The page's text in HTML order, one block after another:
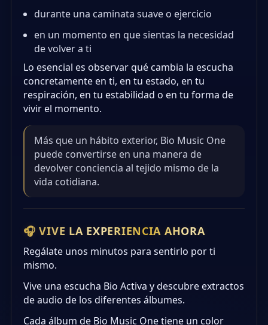
durante una caminata suave o ejercicio
en un momento en que sientas la necesidad
de volver a ti
Lo esencial es observar qué cambia la escucha
concretamente en ti, en tu estado, en tu
respiración, en tu estabilidad o en tu forma de
vivir el momento.
Más que un hábito exterior, Bio Music One
puede convertirse en una manera de
devolver conciencia al tejido mismo de la
vida cotidiana.
🎧 VIVE LA EXPERIENCIA AHORA
Regálate unos minutos para sentirlo por ti
mismo.
Vive una escucha Bio Activa y descubre extractos
de audio de los diferentes álbumes.
Cada álbum de Bio Music One tiene un color